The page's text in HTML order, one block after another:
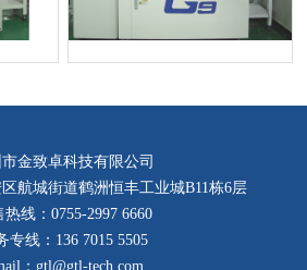
金致卓科技有限公司
航城街道鹤洲恒丰工业城B11栋6层
热线：0755-2997 6660
专线：136 7015 5505
：gtl@gtl-tech.com